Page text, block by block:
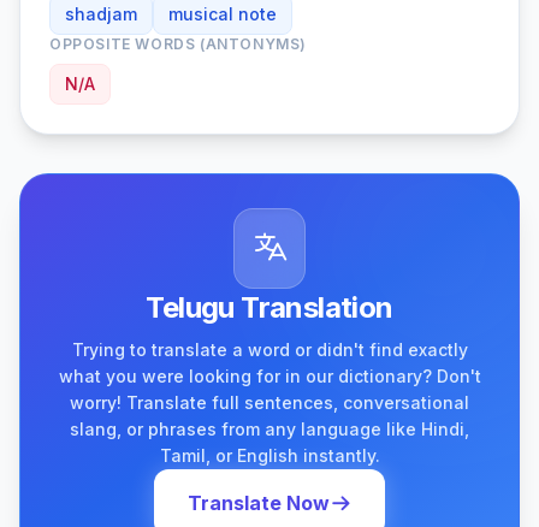
shadjam musical note
OPPOSITE WORDS (ANTONYMS)
N/A
Telugu Translation
Trying to translate a word or didn't find exactly
what you were looking for in our dictionary? Don't
worry! Translate full sentences, conversational
slang, or phrases from any language like Hindi,
Tamil, or English instantly.
Translate Now